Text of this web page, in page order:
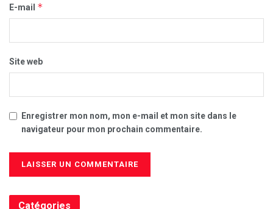
E-mail *
Site web
Enregistrer mon nom, mon e-mail et mon site dans le
navigateur pour mon prochain commentaire.
Catégories